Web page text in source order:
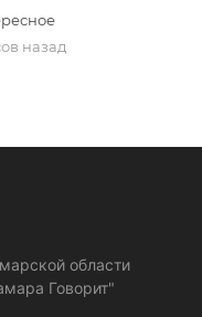
назад
области
Говорит"